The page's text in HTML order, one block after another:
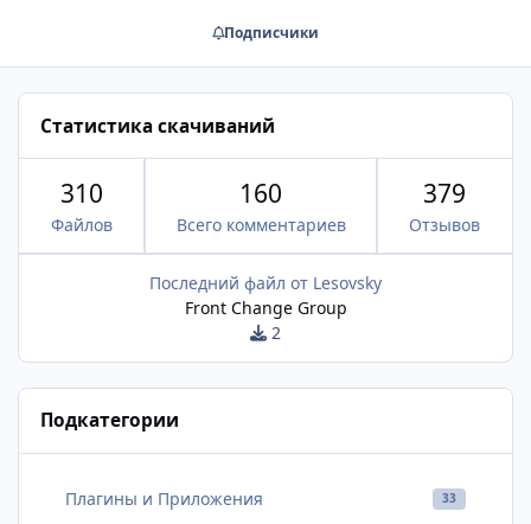
Подписчики
Статистика скачиваний
310
Файлов
160
Всего комментариев
379
Отзывов
Последний файл от Lesovsky
Front Change Group
2
Подкатегории
Плагины и Приложения 33